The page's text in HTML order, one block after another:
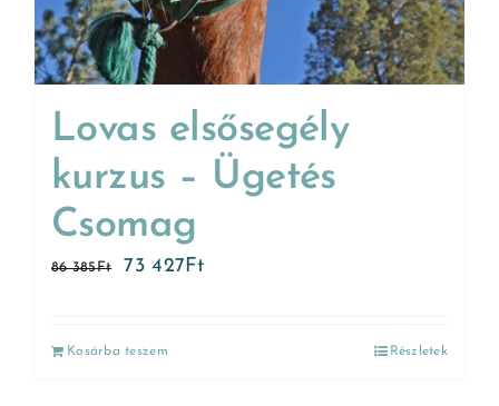
Lovas elsősegély
kurzus – Ügetés
Csomag
86 385Ft 73 427Ft
Kosárba teszem Részletek